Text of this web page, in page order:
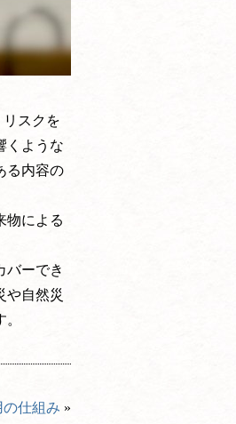
スクを
くような
る内容の
物による
バーでき
や自然災
仕組み »